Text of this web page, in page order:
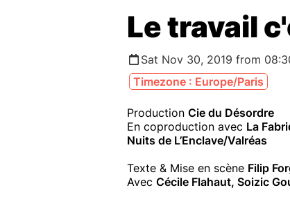
Le travail
Sat Nov 30, 2019 from
Timezone : Europe/Paris
Production Cie du Désordre
En coproduction avec La
Nuits de L’Enclave/Valréas
Texte & Mise en scène Filip
Avec Cécile Flahaut, Soizic